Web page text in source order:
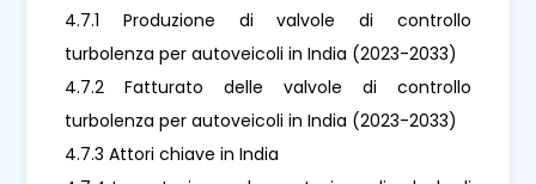
4.7.1 Produzione di valvole di controllo
turbolenza per autoveicoli in India (2023-2033)
4.7.2 Fatturato delle valvole di controllo
turbolenza per autoveicoli in India (2023-2033)
4.7.3 Attori chiave in India